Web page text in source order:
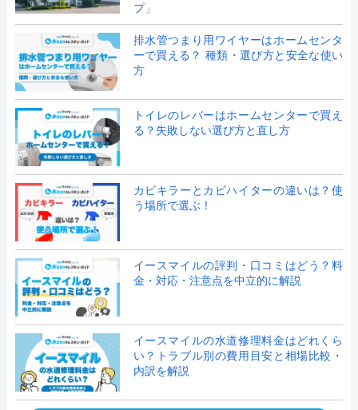
プ」
排水管つまり用ワイヤーはホームセンタ
ーで買える？ 種類・選び方と安全な使い
方
トイレのレバーはホームセンターで買え
る？失敗しない選び方と直し方
カビキラーとカビハイターの違いは？使
う場所で選ぶ！
イースマイルの評判・口コミはどう？料
金・対応・注意点を中立的に解説
イースマイルの水道修理料金はどれくら
い？トラブル別の費用目安と相場比較・
内訳を解説